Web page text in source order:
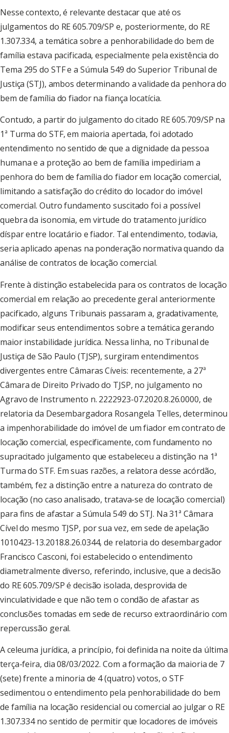
Nesse contexto, é relevante destacar que até os
julgamentos do RE 605.709/SP e, posteriormente, do RE
1.307.334, a temática sobre a penhorabilidade do bem de
família estava pacificada, especialmente pela existência do
Tema 295 do STF e a Súmula 549 do Superior Tribunal de
Justiça (STJ), ambos determinando a validade da penhora do
bem de família do fiador na fiança locatícia.
Contudo, a partir do julgamento do citado RE 605.709/SP na
1ª Turma do STF, em maioria apertada, foi adotado
entendimento no sentido de que a dignidade da pessoa
humana e a proteção ao bem de família impediriam a
penhora do bem de família do fiador em locação comercial,
limitando a satisfação do crédito do locador do imóvel
comercial. Outro fundamento suscitado foi a possível
quebra da isonomia, em virtude do tratamento jurídico
díspar entre locatário e fiador. Tal entendimento, todavia,
seria aplicado apenas na ponderação normativa quando da
análise de contratos de locação comercial.
Frente à distinção estabelecida para os contratos de locação
comercial em relação ao precedente geral anteriormente
pacificado, alguns Tribunais passaram a, gradativamente,
modificar seus entendimentos sobre a temática gerando
maior instabilidade jurídica. Nessa linha, no Tribunal de
Justiça de São Paulo (TJSP), surgiram entendimentos
divergentes entre Câmaras Cíveis: recentemente, a 27ª
Câmara de Direito Privado do TJSP, no julgamento no
Agravo de Instrumento n. 2222923-07.2020.8.26.0000, de
relatoria da Desembargadora Rosangela Telles, determinou
a impenhorabilidade do imóvel de um fiador em contrato de
locação comercial, especificamente, com fundamento no
supracitado julgamento que estabeleceu a distinção na 1ª
Turma do STF. Em suas razões, a relatora desse acórdão,
também, fez a distinção entre a natureza do contrato de
locação (no caso analisado, tratava-se de locação comercial)
para fins de afastar a Súmula 549 do STJ. Na 31ª Câmara
Cível do mesmo TJSP, por sua vez, em sede de apelação
1010423-13.2018.8.26.0344, de relatoria do desembargador
Francisco Casconi, foi estabelecido o entendimento
diametralmente diverso, referindo, inclusive, que a decisão
do RE 605.709/SP é decisão isolada, desprovida de
vinculatividade e que não tem o condão de afastar as
conclusões tomadas em sede de recurso extraordinário com
repercussão geral.
A celeuma jurídica, a princípio, foi definida na noite da última
terça-feira, dia 08/03/2022. Com a formação da maioria de 7
(sete) frente a minoria de 4 (quatro) votos, o STF
sedimentou o entendimento pela penhorabilidade do bem
de família na locação residencial ou comercial ao julgar o RE
1.307.334 no sentido de permitir que locadores de imóveis